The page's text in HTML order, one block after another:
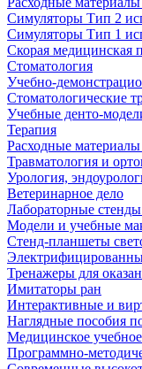
Симуляторы Тип 2
Симуляторы Тип 1
Скорая медицинская
Стоматология
Учебно-
Стоматологические
Учебные денто-
Терапия
Расходные
Травматология и
Урология,
Ветеринарное дело
Лабораторные
Модели и учебные
Стенд-планшеты
Тренажеры для
Имитаторы ран
Интерактивные и
Наглядные пособия
Медицинское
Программно-